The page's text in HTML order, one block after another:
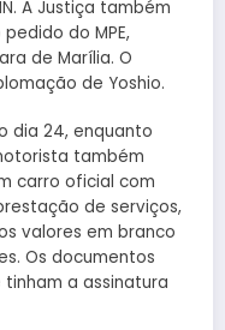
A Justiça também
do MPE,
de Marília. O
de Yoshio.
dia 24, enquanto
também
carro oficial com
de serviços,
valores em branco
Os documentos
a assinatura